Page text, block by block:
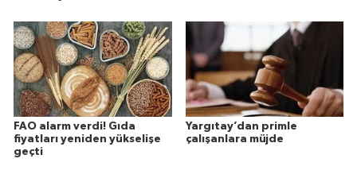
FAO alarm verdi! Gıda
fiyatları yeniden yükselişe
geçti
Yargıtay’dan primle
çalışanlara müjde